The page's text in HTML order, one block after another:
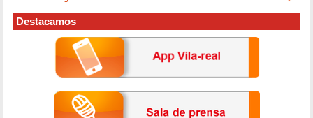
Destacamos